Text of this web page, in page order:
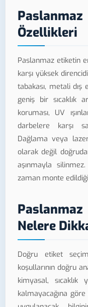
Özellikleri
Paslanmaz etiketin
karşı yüksek
tabakası, metali dış
geniş bir sıcaklık
koruması, UV
darbelere karşı
Dağlama veya
olarak değil
aşınmayla
zaman monte
Nelere
Doğru etiket
koşullarının doğru
kimyasal,
kalmayacağına